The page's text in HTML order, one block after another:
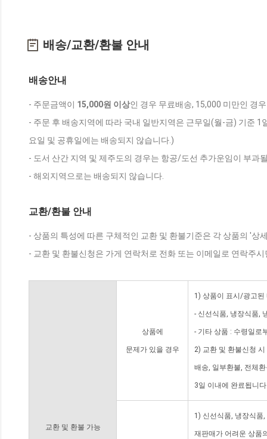
배송/교환/환불 안내
배송안내
- 주문금액이 15,000원 이상인 경우 무료배송, 15,000 미만인 경
- 주문 후 배송지역에 따라 국내 일반지역은 근무일(월-금) 기준
요일 및 공휴일에는 배송되지 않습니다.)
- 도서 산간 지역 및 제주도의 경우는 항공/도선 추가운임이 부과
- 해외지역으로는 배송되지 않습니다.
교환/환불 안내
- 상품의 특성에 따른 구체적인 교환 및 환불기준은 각 상품의 '상
- 교환 및 환불신청은 가게 연락처로 전화 또는 이메일로 연락주
교환 및 환불 가능
상품에
문제가 있을 경우
1) 상품이 표시/광고된
- 신선식품, 냉장식품,
- 기타 상품 : 수령일로
2) 교환 및 환불신청
배송, 일부환불, 전체
3일 이내에 완료됩니
1) 신선식품, 냉장식품
재판매가 어려운 상품